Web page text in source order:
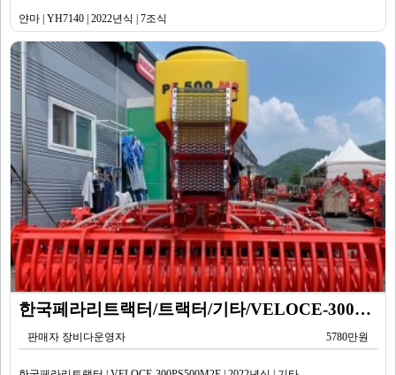
얀마 | YH7140 | 2022년식 | 7조식
한국페라리트랙터/트랙터/기타/VELOCE-300PS500M2E/2022년식
판매자 장비다운영자 5780만원